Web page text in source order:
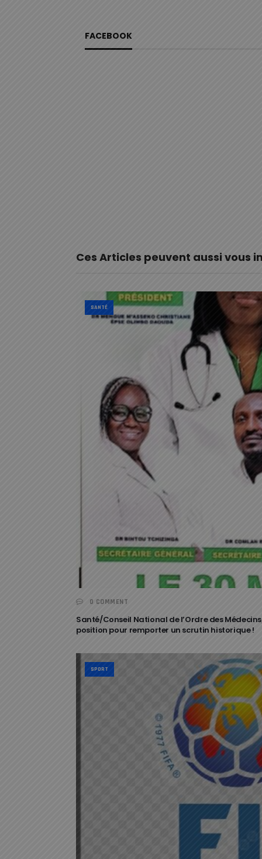
FACEBOOK
Ces Articles peuvent aussi vous
SANTÉ
0 COMMENT
Santé/Conseil National de l’Ordre des
position pour remporter un scrutin historique !
SPORT